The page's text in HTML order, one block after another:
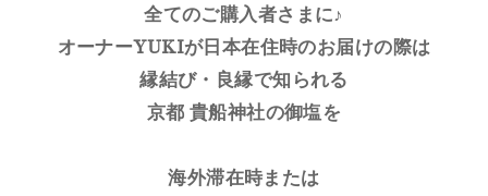
全てのご購入者さまに♪
オーナーYUKIが日本在住時のお届けの際は
縁結び・良縁で知られる
京都 貴船神社の御塩を
海外滞在時または